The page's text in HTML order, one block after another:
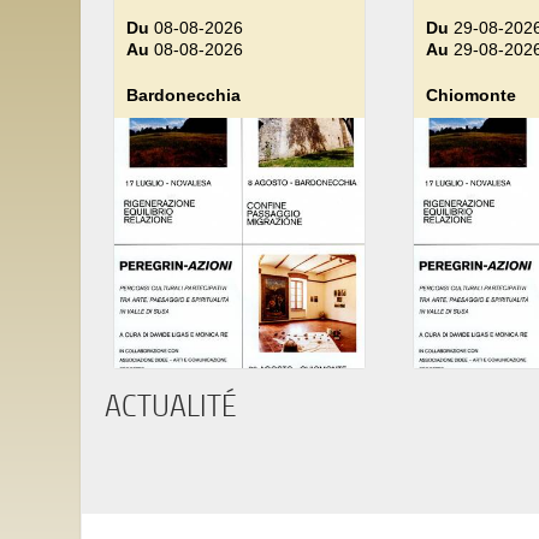
Du 08-08-2026
Au 08-08-2026
Bardonecchia
Du 29-08-
Au 29-08-
Chiomonte
ACTUALITÉ